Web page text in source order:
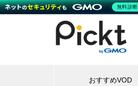
おすすめVOD
無料診断